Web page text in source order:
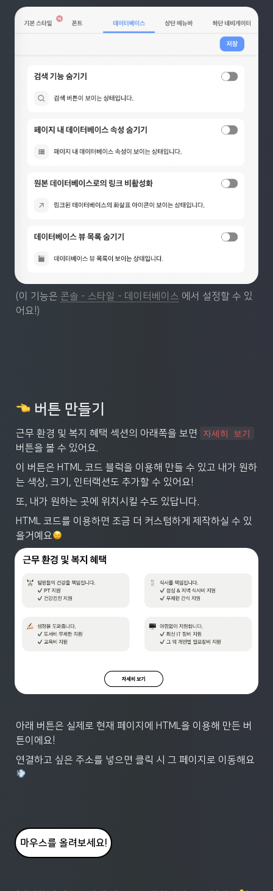
(이 기능은 콘솔 - 스타일 - 데이터베이스 에서 설정할 수 있
어요!)
버튼 만들기
근무 환경 및 복지 혜택 섹션의 아래쪽을 보면 자세히 보기
버튼을 볼 수 있어요.
이 버튼은 HTML 코드 블럭을 이용해 만들 수 있고 내가 원하
는 색상, 크기, 인터랙션도 추가할 수 있어요!
또, 내가 원하는 곳에 위치시킬 수도 있답니다.
HTML 코드를 이용하면 조금 더 커스텀하게 제작하실 수 있
을거예요
아래 버튼은 실제로 현재 페이지에 HTML을 이용해 만든 버
튼이에요!
연결하고 싶은 주소를 넣으면 클릭 시 그 페이지로 이동해요
마우스를 올려보세요!